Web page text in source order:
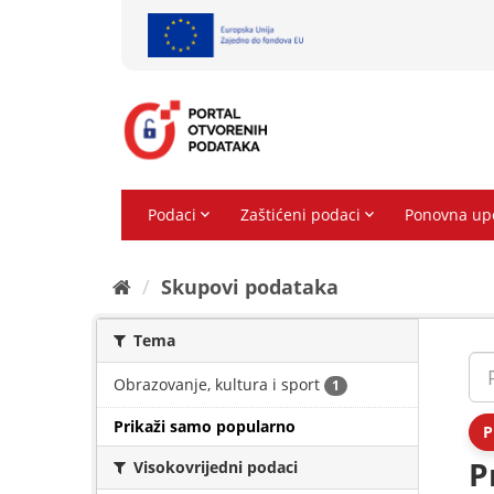
Skupovi podаtаkа
Tema
Obrazovanje, kultura i sport 1
Prikaži samo popularno
Visokovrijedni podaci